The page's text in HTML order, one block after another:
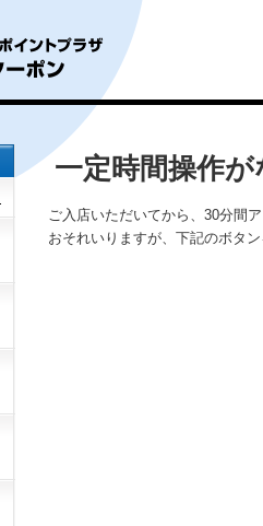
一定時間操作
ご入店いただいてから、30分間
おそれいりますが、下記のボタ